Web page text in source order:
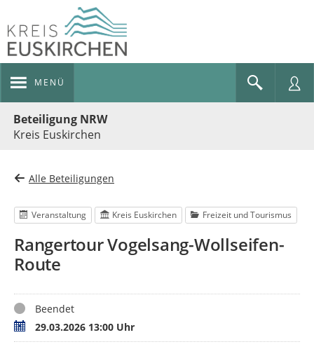
MENÜ
Beteiligung NRW
Kreis Euskirchen
Alle Beteiligungen
Veranstaltung Kreis Euskirchen Freizeit und Tourismus
Rangertour Vogelsang-Wollseifen-
Route
StatusBeendet
Termin29.03.2026 13:00 Uhr